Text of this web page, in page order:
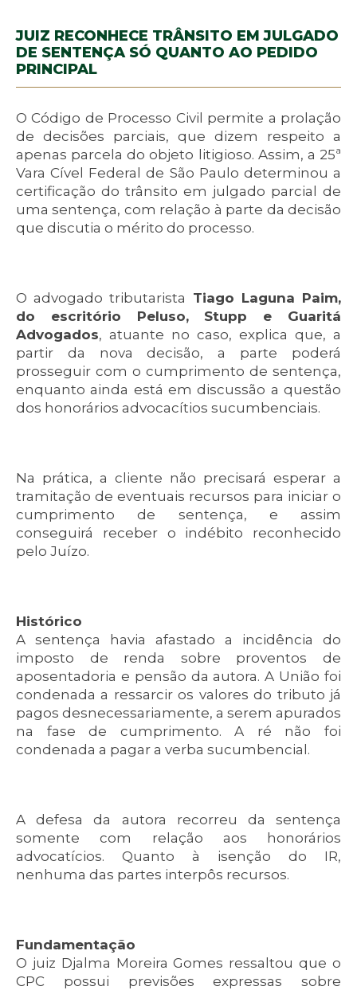
JUIZ RECONHECE TRÂNSITO EM JULGADO
DE SENTENÇA SÓ QUANTO AO PEDIDO
PRINCIPAL
O Código de Processo Civil permite a prolação
de decisões parciais, que dizem respeito a
apenas parcela do objeto litigioso. Assim, a 25ª
Vara Cível Federal de São Paulo determinou a
certificação do trânsito em julgado parcial de
uma sentença, com relação à parte da decisão
que discutia o mérito do processo.
O advogado tributarista Tiago Laguna Paim,
do escritório Peluso, Stupp e Guaritá
Advogados, atuante no caso, explica que, a
partir da nova decisão, a parte poderá
prosseguir com o cumprimento de sentença,
enquanto ainda está em discussão a questão
dos honorários advocacítios sucumbenciais.
Na prática, a cliente não precisará esperar a
tramitação de eventuais recursos para iniciar o
cumprimento de sentença, e assim
conseguirá receber o indébito reconhecido
pelo Juízo.
Histórico
A sentença havia afastado a incidência do
imposto de renda sobre proventos de
aposentadoria e pensão da autora. A União foi
condenada a ressarcir os valores do tributo já
pagos desnecessariamente, a serem apurados
na fase de cumprimento. A ré não foi
condenada a pagar a verba sucumbencial.
A defesa da autora recorreu da sentença
somente com relação aos honorários
advocatícios. Quanto à isenção do IR,
nenhuma das partes interpôs recursos.
Fundamentação
O juiz Djalma Moreira Gomes ressaltou que o
CPC possui previsões expressas sobre